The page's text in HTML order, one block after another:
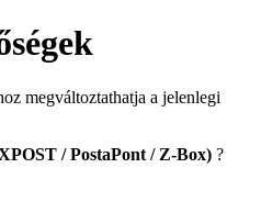
megváltoztathatja a jelenlegi
/ PostaPont / Z-Box) ?